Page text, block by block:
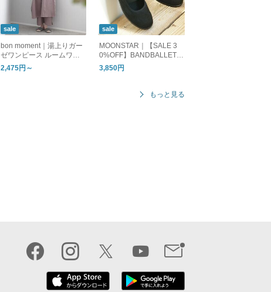
sale
bon moment｜湯上りガー
ゼワンピース ルームワン
ピース
2,475円～
sale
MOONSTAR｜【SALE 3
0%OFF】BANDBALLET
バンドバレー バレーシュ
ーズ フラットシューズ ba
3,850円
もっと見る